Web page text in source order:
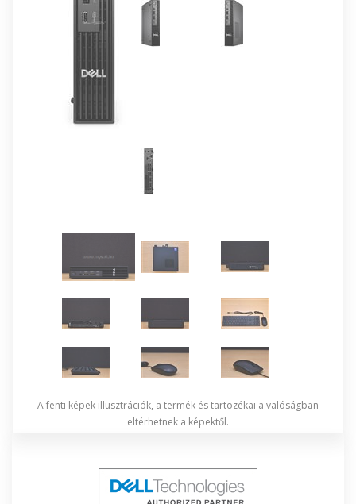
A fenti képek illusztrációk, a termék és tartozékai a valóságban
eltérhetnek a képektől.